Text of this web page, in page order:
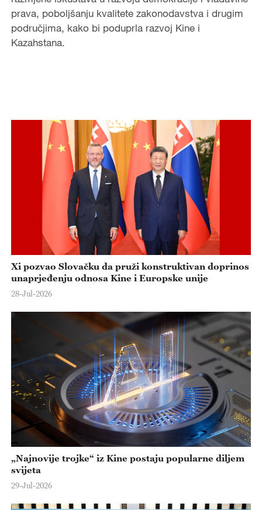
prava, poboljšanju kvalitete zakonodavstva i drugim
područjima, kako bi poduprla razvoj Kine i
Kazahstana.
Xi pozvao Slovačku da pruži konstruktivan doprinos
unaprjeđenju odnosa Kine i Europske unije
28-Jul-2026
„Najnovije trojke“ iz Kine postaju popularne diljem
svijeta
29-Jul-2026